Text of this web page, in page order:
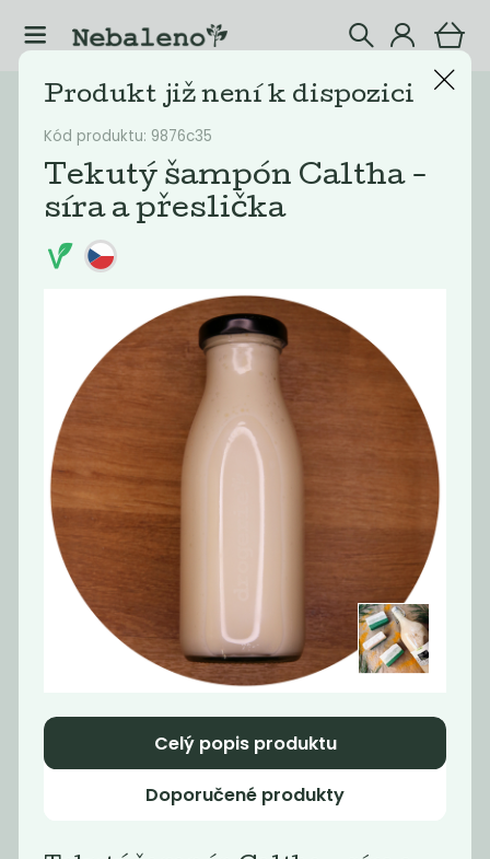
Katalog Šampóny
Filtrovat produkty
Doporučené
Tekutý šampón
Tierra Verde...
/ Kg
Tekutý šampón
Tierra Verde...
299Kč/ Kg
Kód produktu: 9876c35
Tekutý šampón Caltha -
síra a přeslička
Produkt již není k dispozici
Celý popis produktu
Doporučené produkty